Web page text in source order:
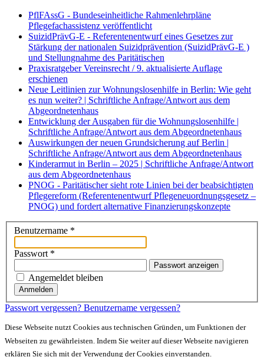
PflFAssG - Bundeseinheitliche Rahmenlehrpläne
Pflegefachassistenz veröffentlicht
SuizidPrävG-E - Referentenentwurf eines Gesetzes zur
Stärkung der nationalen Suizidprävention (SuizidPrävG-E )
und Stellungnahme des Paritätischen
Praxisratgeber Vereinsrecht / 9. aktualisierte Auflage
erschienen
Neue Leitlinien zur Wohnungslosenhilfe in Berlin: Wie geht
es nun weiter? | Schriftliche Anfrage/Antwort aus dem
Abgeordnetenhaus
Entwicklung der Ausgaben für die Wohnungslosenhilfe |
Schriftliche Anfrage/Antwort aus dem Abgeordnetenhaus
Auswirkungen der neuen Grundsicherung auf Berlin |
Schriftliche Anfrage/Antwort aus dem Abgeordnetenhaus
Kinderarmut in Berlin – 2025 | Schriftliche Anfrage/Antwort
aus dem Abgeordnetenhaus
PNOG - Paritätischer sieht rote Linien bei der beabsichtigten
Pflegereform (Referentenentwurf Pflegeneuordnungsgesetz –
PNOG) und fordert alternative Finanzierungskonzepte
Benutzername *
Passwort *
Passwort anzeigen
Angemeldet bleiben
Anmelden
Passwort vergessen? Benutzername vergessen?
Diese Webseite nutzt Cookies aus technischen Gründen, um Funktionen der
Webseiten zu gewährleisten. Indem Sie weiter auf dieser Webseite navigieren
erklären Sie sich mit der Verwendung der Cookies einverstanden.